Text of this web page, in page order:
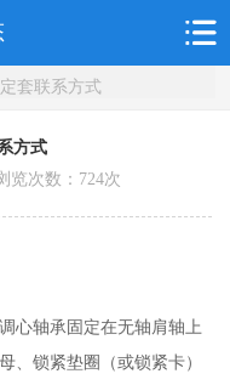
套联系方式
方式
次数： 724次
心轴承固定在无轴肩轴上
、锁紧垫圈（或锁紧卡）